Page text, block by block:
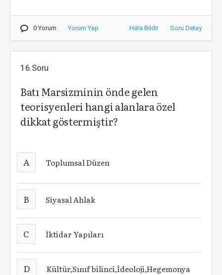
0 Yorum Yorum Yap Hata Bildir Soru Detay
16.Soru
Batı Marsizminin önde gelen
teorisyenleri hangi alanlara özel
dikkat göstermiştir?
A Toplumsal Düzen
B Siyasal Ahlak
C İktidar Yapıları
D Kültür,Sınıf bilinci,İdeoloji,Hegemonya